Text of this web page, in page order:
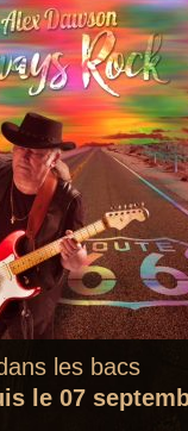
les bacs
le 07